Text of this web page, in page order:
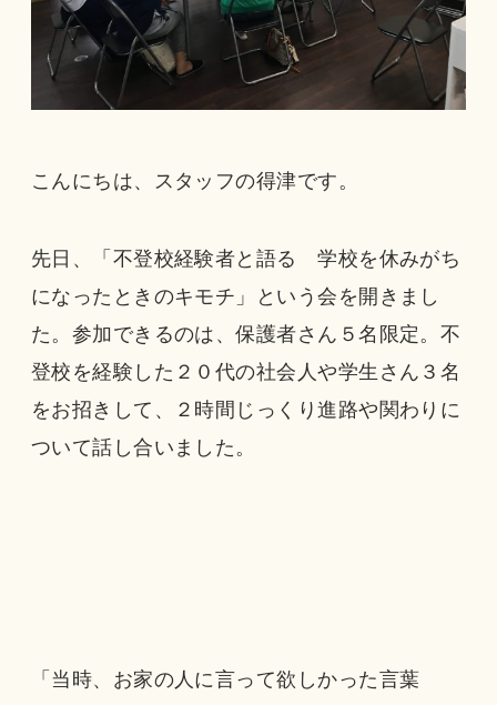
こんにちは、スタッフの得津です。
先日、「不登校経験者と語る 学校を休みがち
になったときのキモチ」という会を開きまし
た。参加できるのは、保護者さん５名限定。不
登校を経験した２０代の社会人や学生さん３名
をお招きして、２時間じっくり進路や関わりに
ついて話し合いました。
「当時、お家の人に言って欲しかった言葉